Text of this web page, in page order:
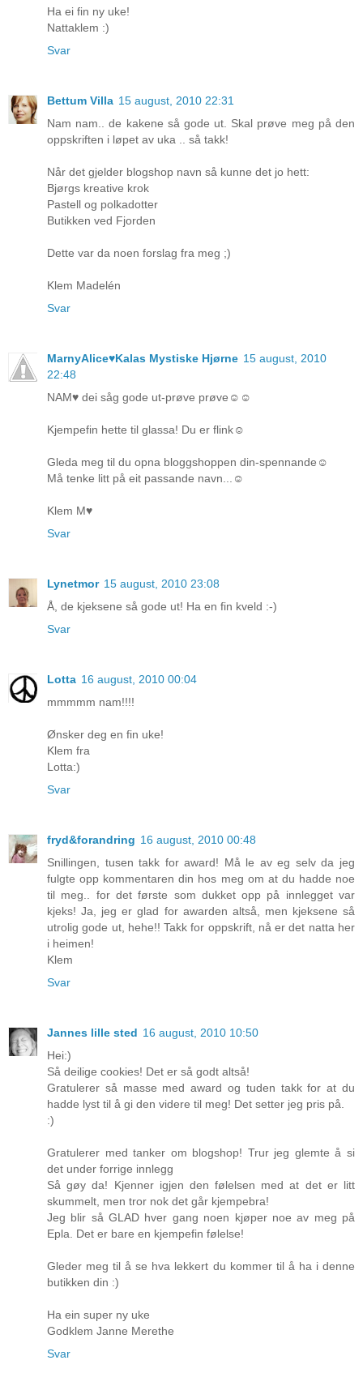
Ha ei fin ny uke!
Nattaklem :)
Svar
Bettum Villa 15 august, 2010 22:31
Nam nam.. de kakene så gode ut. Skal prøve meg på den
oppskriften i løpet av uka .. så takk!
Når det gjelder blogshop navn så kunne det jo hett:
Bjørgs kreative krok
Pastell og polkadotter
Butikken ved Fjorden
Dette var da noen forslag fra meg ;)
Klem Madelén
Svar
MarnyAlice♥Kalas Mystiske Hjørne 15 august, 2010
22:48
NAM♥ dei såg gode ut-prøve prøve☺☺
Kjempefin hette til glassa! Du er flink☺
Gleda meg til du opna bloggshoppen din-spennande☺
Må tenke litt på eit passande navn...☺
Klem M♥
Svar
Lynetmor 15 august, 2010 23:08
Å, de kjeksene så gode ut! Ha en fin kveld :-)
Svar
Lotta 16 august, 2010 00:04
mmmmm nam!!!!
Ønsker deg en fin uke!
Klem fra
Lotta:)
Svar
fryd&forandring 16 august, 2010 00:48
Snillingen, tusen takk for award! Må le av eg selv da jeg
fulgte opp kommentaren din hos meg om at du hadde noe
til meg.. for det første som dukket opp på innlegget var
kjeks! Ja, jeg er glad for awarden altså, men kjeksene så
utrolig gode ut, hehe!! Takk for oppskrift, nå er det natta her
i heimen!
Klem
Svar
Jannes lille sted 16 august, 2010 10:50
Hei:)
Så deilige cookies! Det er så godt altså!
Gratulerer så masse med award og tuden takk for at du
hadde lyst til å gi den videre til meg! Det setter jeg pris på.
:)
Gratulerer med tanker om blogshop! Trur jeg glemte å si
det under forrige innlegg
Så gøy da! Kjenner igjen den følelsen med at det er litt
skummelt, men tror nok det går kjempebra!
Jeg blir så GLAD hver gang noen kjøper noe av meg på
Epla. Det er bare en kjempefin følelse!
Gleder meg til å se hva lekkert du kommer til å ha i denne
butikken din :)
Ha ein super ny uke
Godklem Janne Merethe
Svar